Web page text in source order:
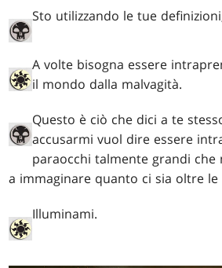
Sto utilizzando le tue
A volte bisogna essere
il mondo dalla malvagità.
Questo è ciò che dici a te
accusarmi vuol dire essere
paraocchi talmente grandi che
a immaginare quanto ci sia oltre le
Illuminami.